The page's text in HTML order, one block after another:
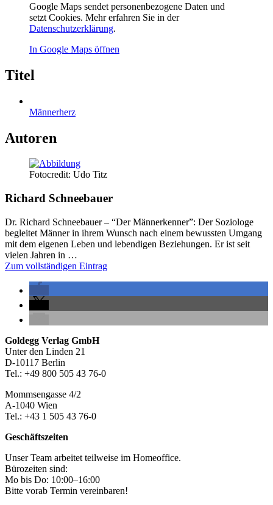
Google Maps sendet personenbezogene Daten und
setzt Cookies. Mehr erfahren Sie in der
Datenschutzerklärung.
In Google Maps öffnen
Titel
Männerherz
Autoren
Fotocredit: Udo Titz
Richard Schneebauer
Dr. Richard Schneebauer – “Der Männerkenner”: Der Soziologe
begleitet Männer in ihrem Wunsch nach einem bewussten Umgang
mit dem eigenen Leben und lebendigen Beziehungen. Er ist seit
vielen Jahren in …
Zum vollständigen Eintrag
Seitenleiste
Footer-
Section
Goldegg Verlag GmbH
Unter den Linden 21
D-10117 Berlin
Tel.: +49 800 505 43 76-0
Mommsengasse 4/2
A-1040 Wien
Tel.: +43 1 505 43 76-0
Geschäftszeiten
Unser Team arbeitet teilweise im Homeoffice.
Bürozeiten sind:
Mo bis Do: 10:00–16:00
Bitte vorab Termin vereinbaren!